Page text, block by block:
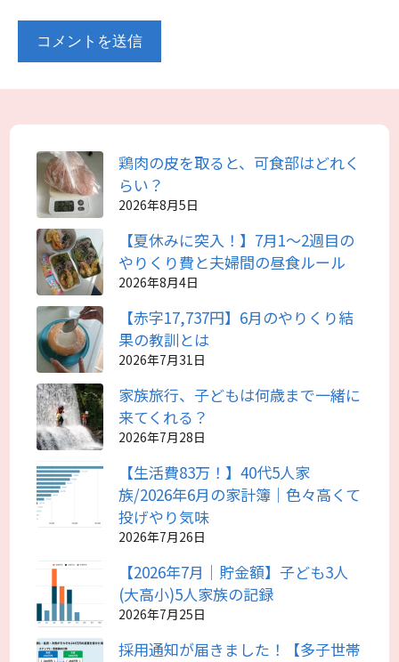
鶏肉の皮を取ると、可食部はどれく
らい？
2026年8月5日
【夏休みに突入！】7月1～2週目の
やりくり費と夫婦間の昼食ルール
2026年8月4日
【赤字17,737円】6月のやりくり結
果の教訓とは
2026年7月31日
家族旅行、子どもは何歳まで一緒に
来てくれる？
2026年7月28日
【生活費83万！】40代5人家
族/2026年6月の家計簿｜色々高くて
投げやり気味
2026年7月26日
【2026年7月｜貯金額】子ども3人
(大高小)5人家族の記録
2026年7月25日
採用通知が届きました！【多子世帯